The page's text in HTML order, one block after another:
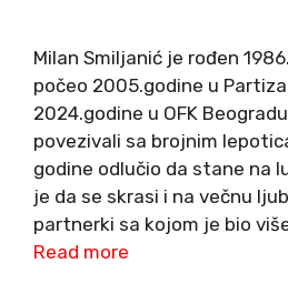
Milan Smiljanić je rođen
počeo 2005.godine u
2024.godine u OFK
povezivali sa brojnim
godine odlučio da stane na
je da se skrasi i na večnu
partnerki sa kojom je bio
Read more